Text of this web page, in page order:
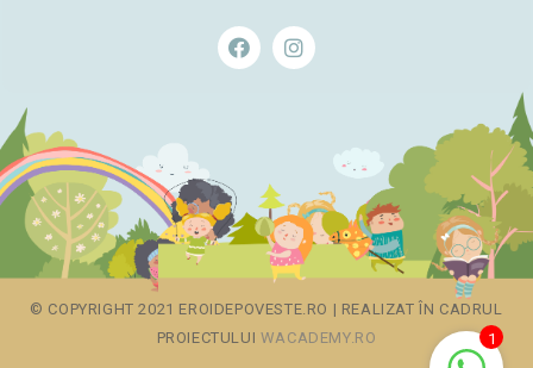
© COPYRIGHT 2021 EROIDEPOVESTE.RO | REALIZAT ÎN CADRUL
PROIECTULUI WACADEMY.RO 1